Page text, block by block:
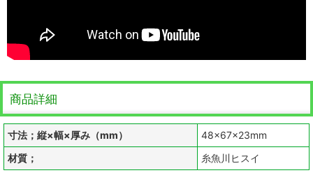
商品詳細
寸法；縦×幅×厚み（mm）
48×67×23mm
材質；
糸魚川ヒスイ